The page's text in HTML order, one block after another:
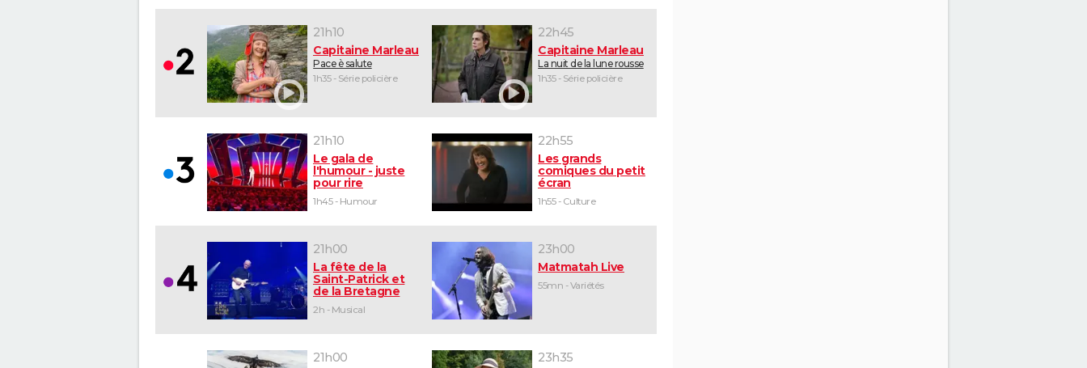
21h10
Capitaine Marleau
Pace è salute
1h35 - Série policière
22h45
Capitaine Marleau
La nuit de la lune rousse
1h35 - Série policière
21h10
Le gala de
l'humour - juste
pour rire
1h45 - Humour
22h55
Les grands
comiques du petit
écran
1h55 - Culture
21h00
La fête de la
Saint-Patrick et
de la Bretagne
2h - Musical
23h00
Matmatah Live
55mn - Variétés
21h00
23h35